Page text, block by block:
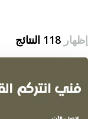
إظهار 118 النتائج